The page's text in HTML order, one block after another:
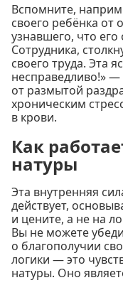
Вспомните,
своего ребёнка от
узнавшего, что
Сотрудника,
своего труда. Эта
несправедливо!»
от размытой
хроническим
в крови.
Как
натуры
Эта внутренняя
действует,
и цените, а не на
Вы не можете
о благополучии
логики — это
натуры. Оно